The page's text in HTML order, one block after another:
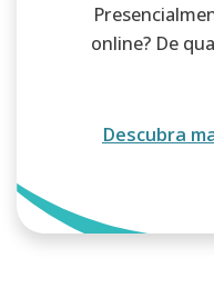
online? De
Descubra